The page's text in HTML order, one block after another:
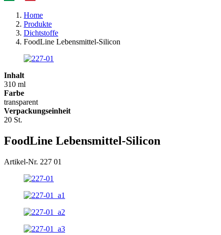
Home
Produkte
Dichtstoffe
FoodLine Lebensmittel-Silicon
Inhalt
310 ml
Farbe
transparent
Verpackungseinheit
20 St.
FoodLine Lebensmittel-Silicon
Artikel-Nr. 227 01